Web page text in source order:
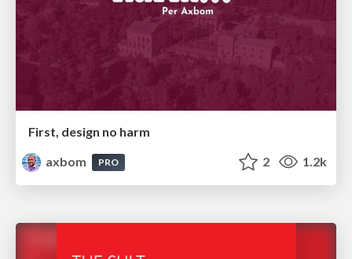
First, design no harm
axbom
PRO 2 1.2k